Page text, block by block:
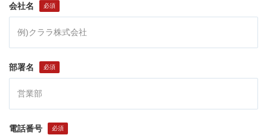
会社名
部署名
電話番号